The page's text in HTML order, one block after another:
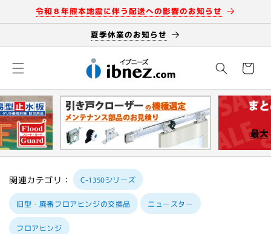
コンテン
ツに進む
令和８年熊本地震に伴う配送への影響のお知らせ
夏季休業のお知らせ
ー
関連カテゴリ： C-1350シリーズ
旧型・廃番フロアヒンジの交換品 ニュースター
フロアヒンジ